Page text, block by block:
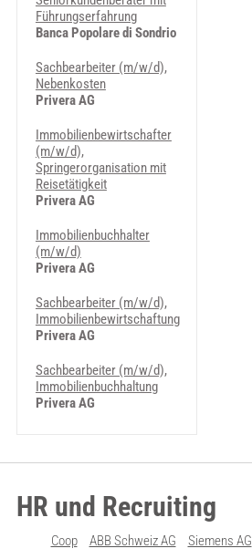
Führungserfahrung
Banca Popolare di Sondrio
Sachbearbeiter (m/w/d),
Nebenkosten
Privera AG
Immobilienbewirtschafter
(m/w/d),
Springerorganisation mit
Reisetätigkeit
Privera AG
Immobilienbuchhalter
(m/w/d)
Privera AG
Sachbearbeiter (m/w/d),
Immobilienbewirtschaftung
Privera AG
Sachbearbeiter (m/w/d),
Immobilienbuchhaltung
Privera AG
HR und Recruiting
Coop ABB Schweiz AG Siemens AG